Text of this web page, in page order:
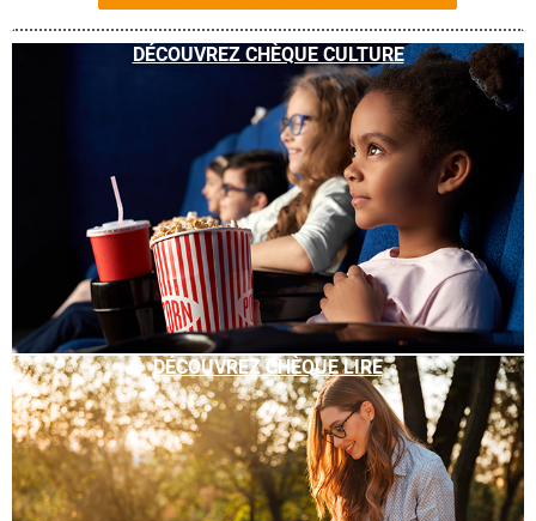
DÉCOUVREZ CHÈQUE CULTURE
DÉCOUVREZ CHÈQUE LIRE